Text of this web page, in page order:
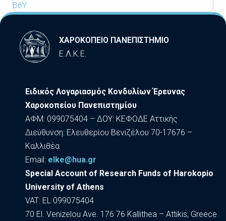
Β6Υ
ΧΑΡΟΚΟΠΕΙΟ ΠΑΝΕΠΙΣΤΗΜΙΟ
Ε.Λ.Κ.Ε.
Ειδικός Λογαριασμός Κονδυλίων Έρευνας
Χαροκοπείου Πανεπιστημίου
ΑΦΜ: 099075404 – ΔΟΥ: ΚΕΦΟΔΕ Αττικής
Διεύθυνση: Ελευθερίου Βενιζέλου 70-17676 –
Καλλιθέα
Εmail: elke@hua.gr
Special Account of Research Funds of Harokopio
University of Athens
VAT: EL 099075404
70 El. Venizelou Ave. 176 76 Kallithea – Attikis, Greece